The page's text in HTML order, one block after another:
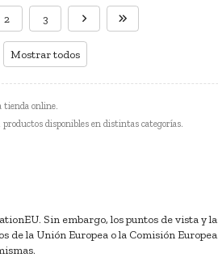
tienda online.
productos disponibles en distintas categorías.
2 3
Mostrar todos
Sin embargo, los puntos de vista y
de la Unión Europea o la Comisión